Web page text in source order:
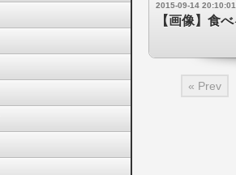
2015-09-14 20:10:01
【画像】食
« Prev